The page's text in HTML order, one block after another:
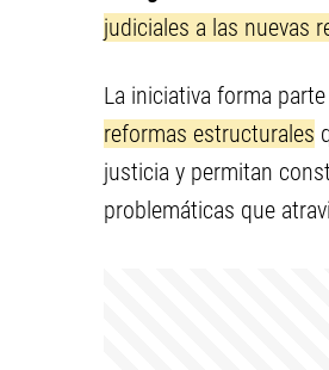
judiciales a las nuevas
La iniciativa forma
reformas estructurales
justicia y permitan
problemáticas que